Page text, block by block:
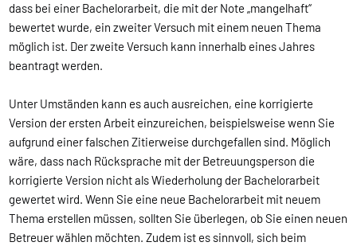
dass bei einer Bachelorarbeit, die mit der Note „mangelhaft“
bewertet wurde, ein zweiter Versuch mit einem neuen Thema
möglich ist. Der zweite Versuch kann innerhalb eines Jahres
beantragt werden.
Unter Umständen kann es auch ausreichen, eine korrigierte
Version der ersten Arbeit einzureichen, beispielsweise wenn Sie
aufgrund einer falschen Zitierweise durchgefallen sind. Möglich
wäre, dass nach Rücksprache mit der Betreuungsperson die
korrigierte Version nicht als Wiederholung der Bachelorarbeit
gewertet wird. Wenn Sie eine neue Bachelorarbeit mit neuem
Thema erstellen müssen, sollten Sie überlegen, ob Sie einen neuen
Betreuer wählen möchten. Zudem ist es sinnvoll, sich beim